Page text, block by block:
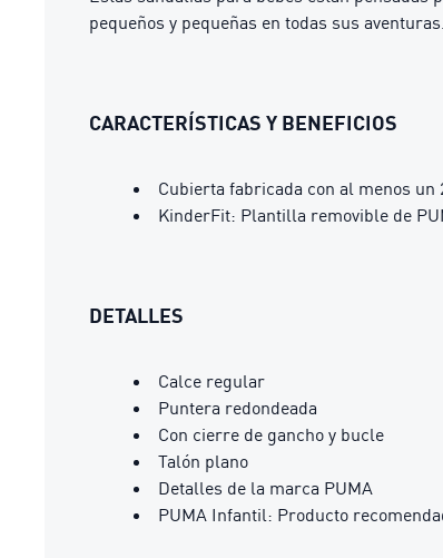
pequeños y pequeñas en todas sus
CARACTERÍSTICAS Y BENEFICIOS
Cubierta fabricada con al menos
KinderFit: Plantilla removible de
DETALLES
Calce regular
Puntera redondeada
Con cierre de gancho y bucle
Talón plano
Detalles de la marca PUMA
PUMA Infantil: Producto